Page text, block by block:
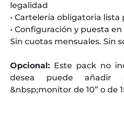
legalidad
• Cartelería obligatoria lista
• Configuración y puesta
Sin cuotas mensuales. Sin
Opcional: Este pack no
desea puede
&nbsp;monitor de 10” o de